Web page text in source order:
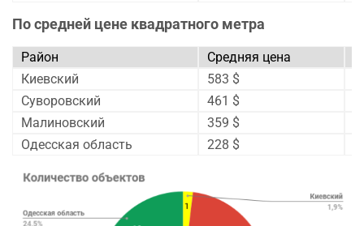
По средней цене квадратного метра
Район Средняя цена
Киевский
583 $
Суворовский
461 $
Малиновский
359 $
Одесская область
228 $